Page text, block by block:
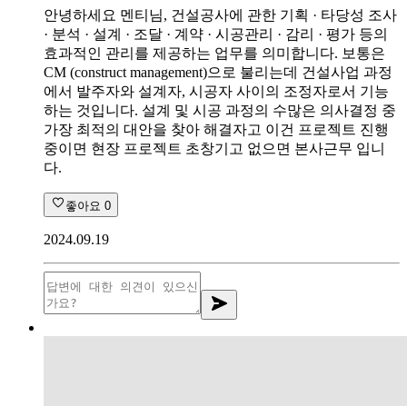
안녕하세요 멘티님, 건설공사에 관한 기획 · 타당성 조사
· 분석 · 설계 · 조달 · 계약 · 시공관리 · 감리 · 평가 등의
효과적인 관리를 제공하는 업무를 의미합니다. 보통은
CM (construct management)으로 불리는데 건설사업 과정
에서 발주자와 설계자, 시공자 사이의 조정자로서 기능
하는 것입니다. 설계 및 시공 과정의 수많은 의사결정 중
가장 최적의 대안을 찾아 해결자고 이건 프로젝트 진행
중이면 현장 프로젝트 초창기고 없으면 본사근무 입니
다.
좋아요 0
2024.09.19